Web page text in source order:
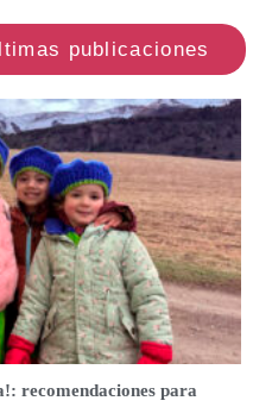
recomendaciones para